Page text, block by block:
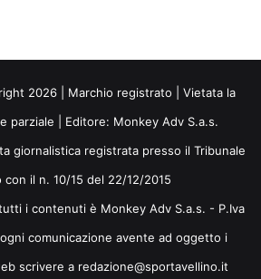
2026 | Marchio registrato | Vietata la
parziale | Editore: Monkey Adv S.a.s.
giornalistica registrata presso il Tribunale
con il n. 10/15 del 22/12/2015
i contenuti è Monkey Adv S.a.s. - P.Iva
comunicazione avente ad oggetto i
scrivere a redazione@sportavellino.it